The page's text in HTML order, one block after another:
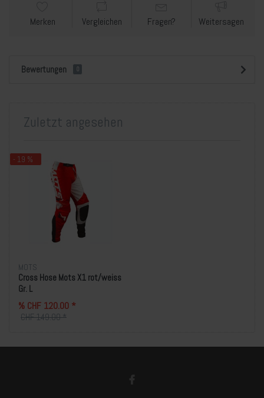
Merken Vergleichen Fragen? Weitersagen
Bewertungen 0
Zuletzt angesehen
- 19 %
MOTS
Cross Hose Mots X1 rot/weiss
Gr. L
% CHF 120.00 *
CHF 149.00 *